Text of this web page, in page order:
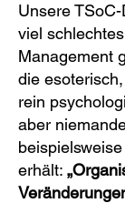
Unsere
viel
Management
die
rein
aber
erhält: